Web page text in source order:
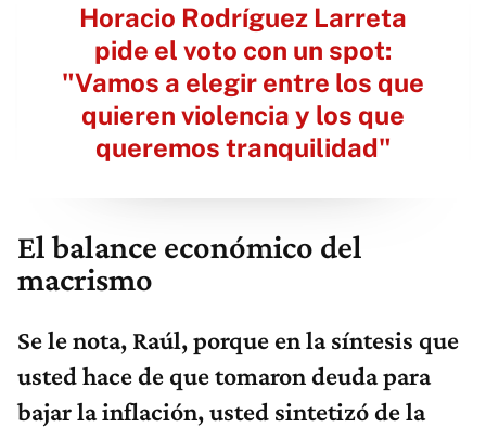
Horacio Rodríguez Larreta
pide el voto con un spot:
"Vamos a elegir entre los que
quieren violencia y los que
queremos tranquilidad"
El balance económico del
macrismo
Se le nota, Raúl, porque en la síntesis que
usted hace de que tomaron deuda para
bajar la inflación, usted sintetizó de la